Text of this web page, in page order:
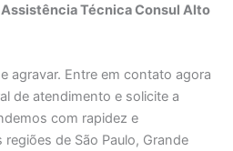
Técnica Consul Alto
agravar. Entre em contato agora
de atendimento e solicite a
com rapidez e
de São Paulo, Grande